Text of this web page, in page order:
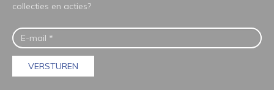
collecties en acties?
VERSTUREN